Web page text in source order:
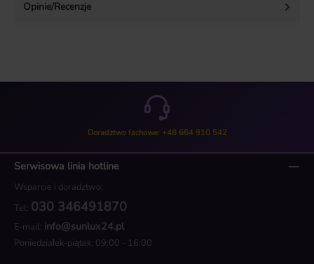
Opinie/Recenzje
Doradztwo fachowe: +48 664 910 542
Serwisowa linia hotline
Wsparcie i doradztwo:
Tel: 030 346491870
E-mail: info@sunlux24.pl
Poniedziałek-piątek: 09:00 - 16:00